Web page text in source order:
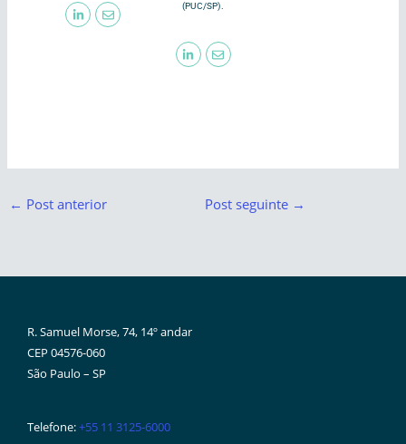
(PUC/SP).
← Post anterior Post seguinte →
R. Samuel Morse, 74, 14º andar
CEP 04576-060
São Paulo – SP
Telefone:+55 11 3125-6000